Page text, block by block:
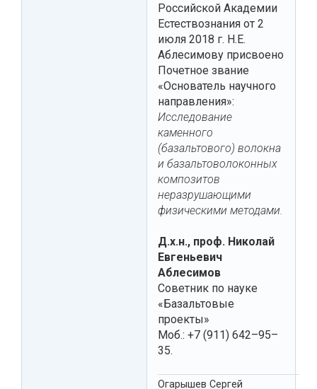
Российской Академии
Естествознания от 2
июля 2018 г. Н.Е.
Аблесимову присвоено
Почетное звание
«Основатель научного
направления»:
Исследование
каменного
(базальтового) волокна
и базальтоволоконных
композитов
неразрушающими
физическими методами.
Д.х.н., проф. Николай
Евгеньевич
Аблесимов
Советник по науке
«Базальтовые
проекты»
Моб.: +7 (911) 642–95–
35.
Огарышев Сергей